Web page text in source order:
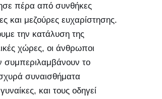
πέρα από συνθήκες
και μεζούρες ευχαρίστησης.
την κατάλυση της
χώρες, οι άνθρωποι
συμπεριλαμβάνουν το
συναισθήματα
και τους οδηγεί